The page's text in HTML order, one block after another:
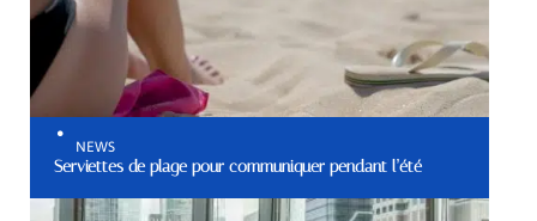
NEWS
Serviettes de plage pour communiquer pendant l’été